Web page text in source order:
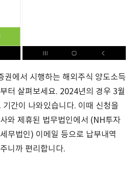
권에서 시행하는 해외주식 양도소득
터 살펴보세요. 2024년의 경우 3월
간이 나와있습니다. 이때 신청을
와 제휴된 법무법인에서 (NH투자
무법인) 이메일 등으로 납부내역
니까 편리합니다.